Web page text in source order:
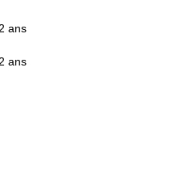
ans
ans